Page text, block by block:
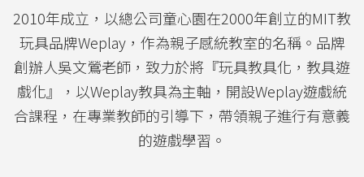
2010年成立，以總公司童心園在2000年創立的MIT教
玩具品牌Weplay，作為親子感統教室的名稱。品牌
創辦人吳文鶯老師，致力於將『玩具教具化，教具遊
戲化』，以Weplay教具為主軸，開設Weplay遊戲統
合課程，在專業教師的引導下，帶領親子進行有意義
的遊戲學習。